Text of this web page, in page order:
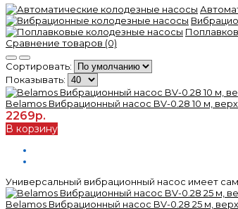
Сравнение товаров (0)
Сортировать:
Показывать:
Belamos Вибрационный насос BV-0.28 10 м,
2269р.
В корзину
Универсальный вибрационный насос имеет
Belamos Вибрационный насос BV-0.28 25 м,